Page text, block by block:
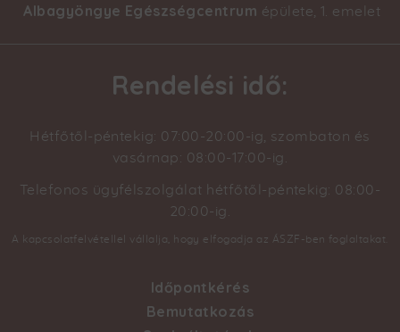
Albagyöngye Egészségcentrum épülete, 1. emelet
Rendelési idő:
Hétfőtől-péntekig: 07:00-20:00-ig, szombaton és
vasárnap: 08:00-17:00-ig.
Telefonos ügyfélszolgálat hétfőtől-péntekig: 08:00-
20:00-ig.
A kapcsolatfelvétellel vállalja, hogy elfogadja az ÁSZF-ben foglaltakat.
Időpontkérés
Bemutatkozás